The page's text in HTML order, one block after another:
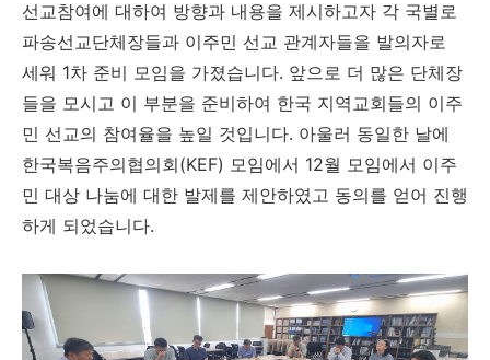
선교참여에 대하여 방향과 내용을 제시하고자 각 국별로
파송선교단체장들과 이주민 선교 관계자들을 발의자로
세워 1차 준비 모임을 가졌습니다. 앞으로 더 많은 단체장
들을 모시고 이 부분을 준비하여 한국 지역교회들의 이주
민 선교의 참여율을 높일 것입니다. 아울러 동일한 날에
한국복음주의협의회(KEF) 모임에서 12월 모임에서 이주
민 대상 나눔에 대한 발제를 제안하였고 동의를 얻어 진행
하게 되었습니다.